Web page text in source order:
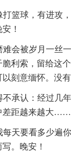
篮球，有进攻，
！
会被岁月一丝一
利索，留给这
刻意缅怀。没有
承认：经过几年
差距越来越大……
天要看多少遍你
。晚安！